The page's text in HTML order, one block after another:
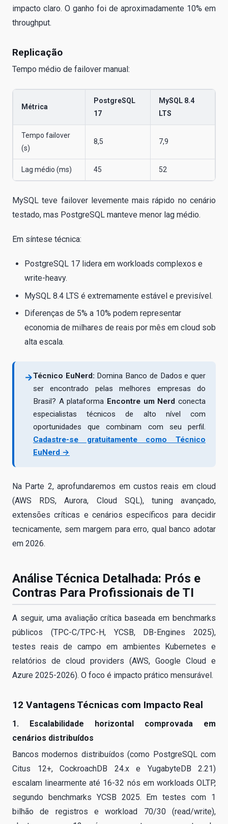
impacto claro. O ganho foi de aproximadamente 10% em
throughput.
Replicação
Tempo médio de failover manual:
Métrica
PostgreSQL
17
MySQL 8.4
LTS
Tempo failover
(s)
8,5 7,9
Lag médio (ms) 45 52
MySQL teve failover levemente mais rápido no cenário
testado, mas PostgreSQL manteve menor lag médio.
Em síntese técnica:
PostgreSQL 17 lidera em workloads complexos e
write-heavy.
MySQL 8.4 LTS é extremamente estável e previsível.
Diferenças de 5% a 10% podem representar
economia de milhares de reais por mês em cloud sob
alta escala.
→Técnico EuNerd: Domina Banco de Dados e quer
ser encontrado pelas melhores empresas do
Brasil? A plataforma Encontre um Nerd conecta
especialistas técnicos de alto nível com
oportunidades que combinam com seu perfil.
Cadastre-se gratuitamente como Técnico
EuNerd →
Na Parte 2, aprofundaremos em custos reais em cloud
(AWS RDS, Aurora, Cloud SQL), tuning avançado,
extensões críticas e cenários específicos para decidir
tecnicamente, sem margem para erro, qual banco adotar
em 2026.
Análise Técnica Detalhada: Prós e
Contras Para Profissionais de TI
A seguir, uma avaliação crítica baseada em benchmarks
públicos (TPC-C/TPC-H, YCSB, DB-Engines 2025),
testes reais de campo em ambientes Kubernetes e
relatórios de cloud providers (AWS, Google Cloud e
Azure 2025-2026). O foco é impacto prático mensurável.
12 Vantagens Técnicas com Impacto Real
1. Escalabilidade horizontal comprovada em
cenários distribuídos
Bancos modernos distribuídos (como PostgreSQL com
Citus 12+, CockroachDB 24.x e YugabyteDB 2.21)
escalam linearmente até 16-32 nós em workloads OLTP,
segundo benchmarks YCSB 2025. Em testes com 1
bilhão de registros e workload 70/30 (read/write),